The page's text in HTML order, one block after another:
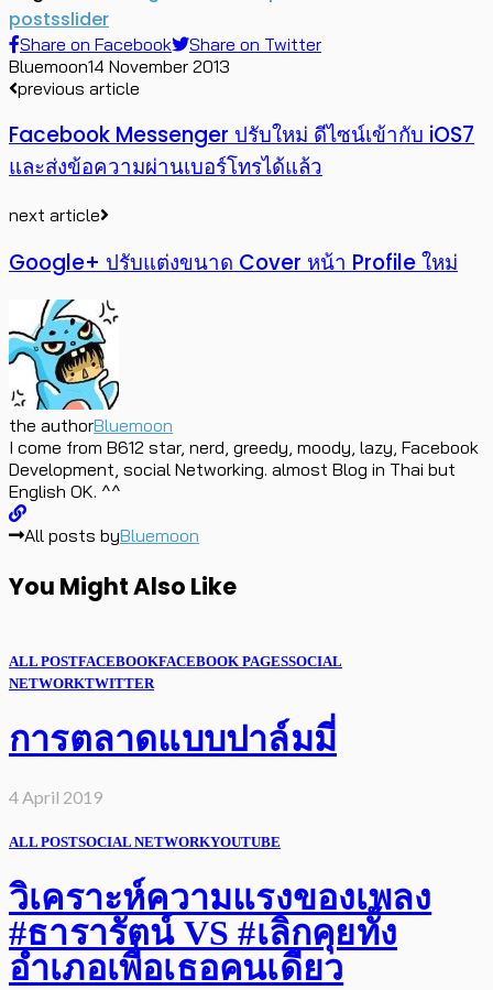
postsslider
Share on Facebook
Share on Twitter
Bluemoon14 November 2013
previous article
Facebook Messenger ปรับใหม่ ดีไซน์เข้ากับ iOS7
และส่งข้อความผ่านเบอร์โทรได้แล้ว
next article
Google+ ปรับแต่งขนาด Cover หน้า Profile ใหม่
the authorBluemoon
I come from B612 star, nerd, greedy, moody, lazy, Facebook
Development, social Networking. almost Blog in Thai but
English OK. ^^
All posts byBluemoon
You Might Also Like
ALL POSTFACEBOOKFACEBOOK PAGESSOCIAL
NETWORKTWITTER
การตลาดแบบปาล์มมี่
4 April 2019
ALL POSTSOCIAL NETWORKYOUTUBE
วิเคราะห์ความแรงของเพลง
#ธารารัตน์ VS #เลิกคุยทั้ง
อำเภอเพื่อเธอคนเดียว